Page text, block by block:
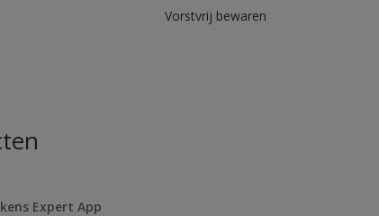
Vorstvrij bewaren
Expert App